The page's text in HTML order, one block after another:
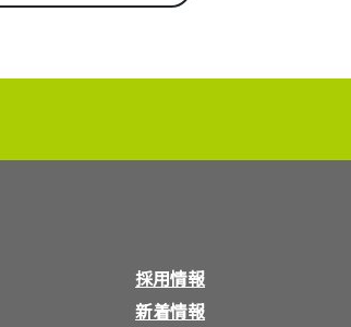
採用情報
新着情報